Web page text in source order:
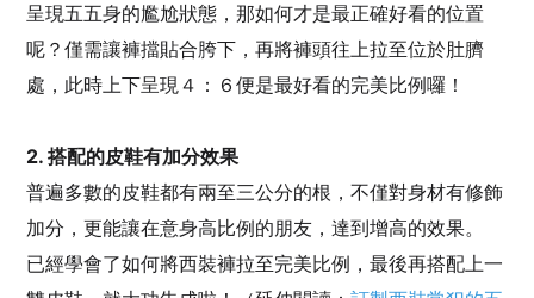
呈現五五身的尷尬狀態，那如何才是最正確好看的位置
呢？僅需讓褲擋貼合胯下，再將褲頭往上拉至位於肚臍
處，此時上下呈現４：６便是最好看的完美比例囉！
2. 搭配的皮鞋有加分效果
普遍多數的皮鞋都有兩至三公分的根，不僅對身材有修飾
加分，更能讓在意身高比例的朋友，達到增高的效果。
已經學會了如何將西裝褲拉至完美比例，最後再搭配上一